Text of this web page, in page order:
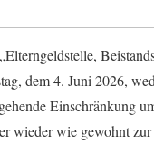
dem 4. Juni 2026,
Einschränkung
wieder wie gewohnt